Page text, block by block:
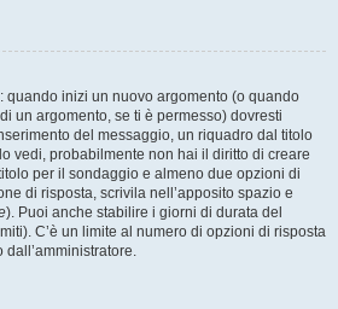
quando inizi un nuovo argomento (o quando
un argomento, se ti è permesso) dovresti
del messaggio, un riquadro dal titolo
vedi, probabilmente non hai il diritto di creare
per il sondaggio e almeno due opzioni di
di risposta, scrivila nell’apposito spazio e
). Puoi anche stabilire i giorni di durata del
C’è un limite al numero di opzioni di risposta